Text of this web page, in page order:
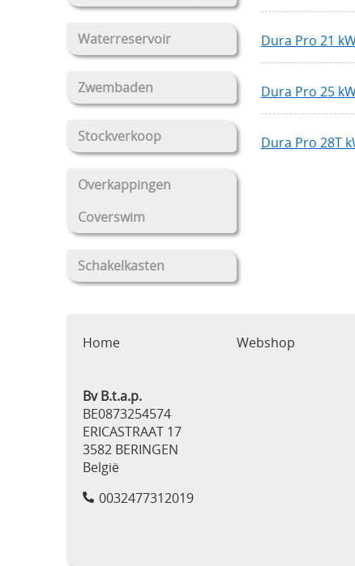
Waterreservoir
Zwembaden
Stockverkoop
Overkappingen
Coverswim
Schakelkasten
Dura Pro 21
Dura Pro 25
Dura Pro 28T
Home Webshop
Bv B.t.a.p.
BE0873254574
ERICASTRAAT 17
3582 BERINGEN
België
0032477312019